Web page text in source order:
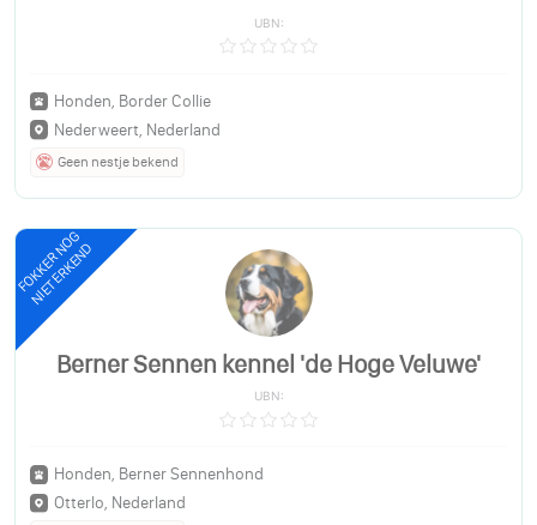
UBN:
Honden, Border Collie
Nederweert, Nederland
Geen nestje bekend
FOKKER NOG
NIET ERKEND
Berner Sennen kennel 'de Hoge Veluwe'
UBN:
Honden, Berner Sennenhond
Otterlo, Nederland